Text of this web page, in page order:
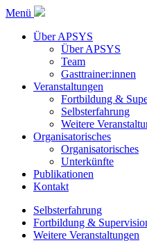
Menü
Über APSYS
Über APSYS
Team
Gasttrainer:innen
Veranstaltungen
Fortbildung &
Selbsterfahrung
Weitere
Organisatorisches
Organisatorisches
Unterkünfte
Publikationen
Kontakt
Selbsterfahrung
Fortbildung &
Weitere Veranstaltungen